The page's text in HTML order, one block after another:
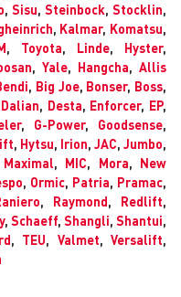
, Sisu, Steinbock, Stocklin,
, Kalmar, Komatsu,
, Toyota, Linde, Hyster,
, Yale, Hangcha,Allis
, Big Joe, Bonser, Boss,
Dalian, Desta, Enforcer, EP,
, G-Power, Goodsense,
, Hytsu, Irion, JAC, Jumbo,
Maximal, MIC, Mora, New
, Ormic, Patria, Pramac,
, Raymond, Redlift,
, Schaeff, Shangli,Shantui,
, TEU, Valmet, Versalift,